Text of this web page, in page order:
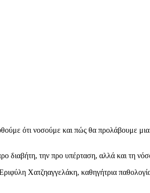
ότι νοσούμε και πώς θα προλάβουμε
διαβήτη, την προ υπέρταση, αλλά και τη
Χατζηαγγελάκη, καθηγήτρια